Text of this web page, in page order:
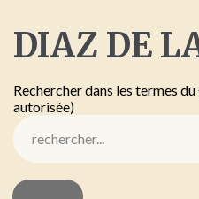
DIAZ DE
Rechercher dans les termes
autorisée)